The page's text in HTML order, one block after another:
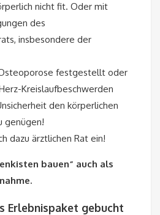
nicht fit. Oder mit
des
insbesondere der
festgestellt oder
Kreislaufbeschwerden
den körperlichen
genügen!
dazu ärztlichen Rat ein!
bauen“ auch als
Erlebnispaket gebucht